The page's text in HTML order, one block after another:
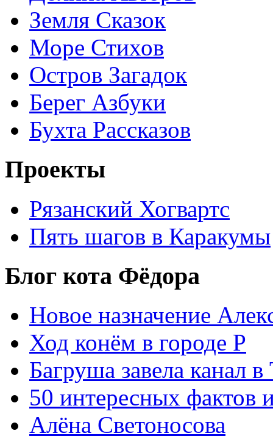
Земля Сказок
Море Стихов
Остров Загадок
Берег Азбуки
Бухта Рассказов
Проекты
Рязанский Хогвартс
Пять шагов в Каракумы
Блог кота Фёдора
Новое назначение
Ход конём в городе Р
Багруша завела канал в
50 интересных фактов
Алёна Светоносова